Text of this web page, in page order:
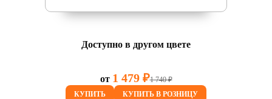
Доступно в другом цвете
от 1 479 ₽1 740 ₽
КУПИТЬ
КУПИТЬ В РОЗНИЦУ